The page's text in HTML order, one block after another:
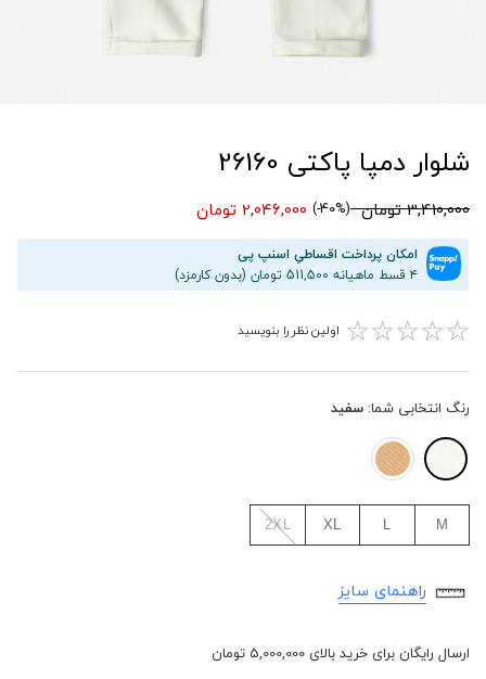
شلوار دمپا پاکتی 26160
3,410,000 تومان (40%-)
امکان پرداخت اقساطیِ اسنپ پی
۴ قسط ماهیانه 511,500 تومان (بدون کارمزد)
☆
☆
☆
☆
☆ اولین نظر را بنویسید
رنگ انتخابی شما: سفید
M
L
XL
2XL
راهنمای سایز
ارسال رایگان برای خرید بالای 5,000,000 تومان